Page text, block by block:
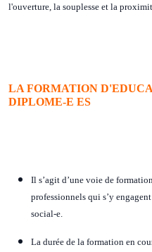
l'ouverture, la souplesse et la
LA FORMATION
DIPLOME-E ES
Il s’agit d’une voie de
professionnels qui s’y
social-e.
La durée de la formation en